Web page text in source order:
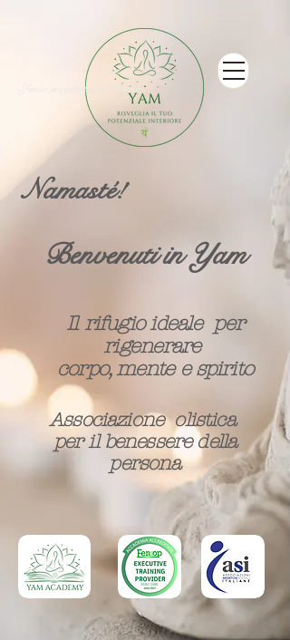
Sfondo progettato da Freepik
Namasté!
Benvenuti in Yam
Il rifugio ideale per
rigenerare
corpo, mente e spirito
Associazione olistica
per il benessere della
persona​